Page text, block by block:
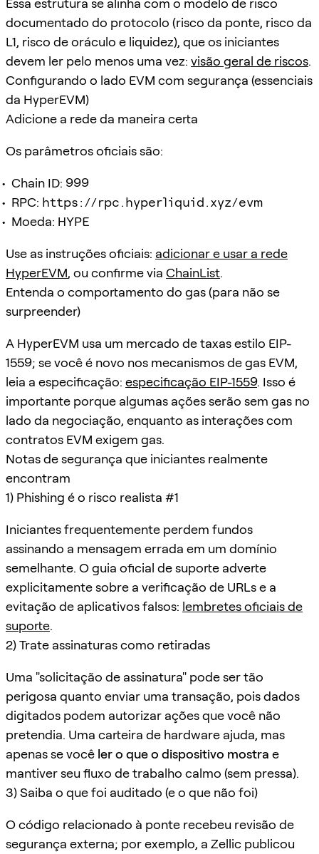
Essa estrutura se alinha com o modelo de risco
documentado do protocolo (risco da ponte, risco da
L1, risco de oráculo e liquidez), que os iniciantes
devem ler pelo menos uma vez: visão geral de riscos.
Configurando o lado EVM com segurança (essenciais
da HyperEVM)
Adicione a rede da maneira certa
Os parâmetros oficiais são:
Chain ID: 999
RPC: https://rpc.hyperliquid.xyz/evm
Moeda: HYPE
Use as instruções oficiais: adicionar e usar a rede
HyperEVM, ou confirme via ChainList.
Entenda o comportamento do gas (para não se
surpreender)
A HyperEVM usa um mercado de taxas estilo EIP-
1559; se você é novo nos mecanismos de gas EVM,
leia a especificação: especificação EIP-1559. Isso é
importante porque algumas ações serão sem gas no
lado da negociação, enquanto as interações com
contratos EVM exigem gas.
Notas de segurança que iniciantes realmente
encontram
1) Phishing é o risco realista #1
Iniciantes frequentemente perdem fundos
assinando a mensagem errada em um domínio
semelhante. O guia oficial de suporte adverte
explicitamente sobre a verificação de URLs e a
evitação de aplicativos falsos: lembretes oficiais de
suporte.
2) Trate assinaturas como retiradas
Uma "solicitação de assinatura" pode ser tão
perigosa quanto enviar uma transação, pois dados
digitados podem autorizar ações que você não
pretendia. Uma carteira de hardware ajuda, mas
apenas se você ler o que o dispositivo mostra e
mantiver seu fluxo de trabalho calmo (sem pressa).
3) Saiba o que foi auditado (e o que não foi)
O código relacionado à ponte recebeu revisão de
segurança externa; por exemplo, a Zellic publicou